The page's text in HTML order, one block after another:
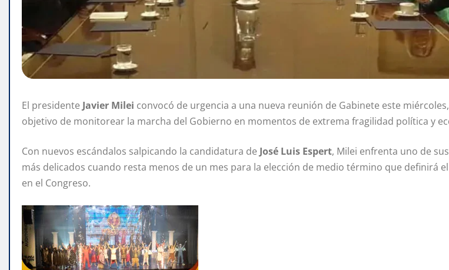
El presidente Javier Milei convocó de urgencia a una nueva reunión de Gabinete este
objetivo de monitorear la marcha del Gobierno en momentos de extrema fragilidad política y
Con nuevos escándalos salpicando la candidatura de José Luis Espert, Milei enfrenta uno de
más delicados cuando resta menos de un mes para la elección de medio término que definirá
en el Congreso.